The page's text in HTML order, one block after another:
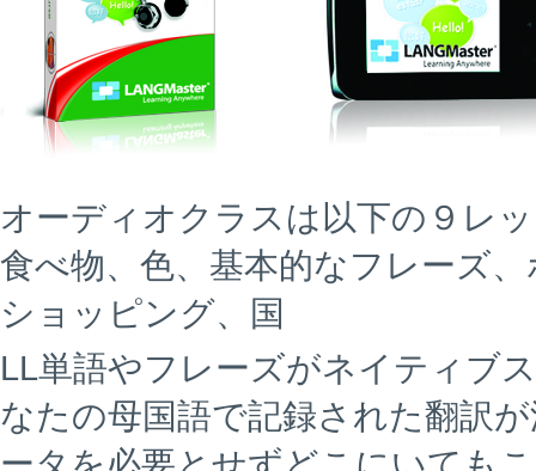
オーディオクラスは以下の９レ
食べ物、色、基本的なフレーズ
ショッピング、国
LL単語やフレーズがネイティブ
なたの母国語で記録された翻訳